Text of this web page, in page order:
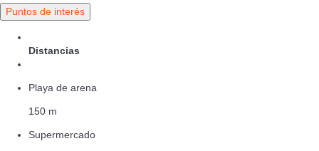
Puntos de interés
Distancias
Playa de arena
150 m
Supermercado